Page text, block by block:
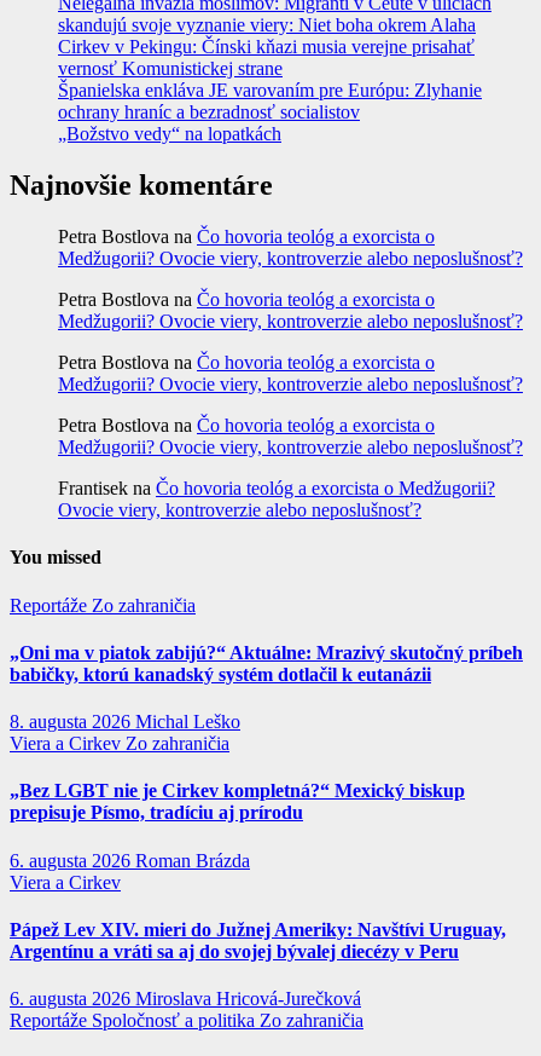
skandujú svoje vyznanie viery: Niet boha okrem Alaha
Cirkev v Pekingu: Čínski kňazi musia verejne prisahať
vernosť Komunistickej strane
Španielska enkláva JE varovaním pre Európu: Zlyhanie
ochrany hraníc a bezradnosť socialistov
„Božstvo vedy“ na lopatkách
Najnovšie komentáre
Petra Bostlova na Čo hovoria teológ a exorcista o
Medžugorii? Ovocie viery, kontroverzie alebo neposlušnosť?
Petra Bostlova na Čo hovoria teológ a exorcista o
Medžugorii? Ovocie viery, kontroverzie alebo neposlušnosť?
Petra Bostlova na Čo hovoria teológ a exorcista o
Medžugorii? Ovocie viery, kontroverzie alebo neposlušnosť?
Petra Bostlova na Čo hovoria teológ a exorcista o
Medžugorii? Ovocie viery, kontroverzie alebo neposlušnosť?
Frantisek na Čo hovoria teológ a exorcista o Medžugorii?
Ovocie viery, kontroverzie alebo neposlušnosť?
You missed
Reportáže Zo zahraničia
„Oni ma v piatok zabijú?“ Aktuálne: Mrazivý skutočný príbeh
babičky, ktorú kanadský systém dotlačil k eutanázii
8. augusta 2026 Michal Leško
Viera a Cirkev Zo zahraničia
„Bez LGBT nie je Cirkev kompletná?“ Mexický biskup
prepisuje Písmo, tradíciu aj prírodu
6. augusta 2026 Roman Brázda
Viera a Cirkev
Pápež Lev XIV. mieri do Južnej Ameriky: Navštívi Uruguay,
Argentínu a vráti sa aj do svojej bývalej diecézy v Peru
6. augusta 2026 Miroslava Hricová-Jurečková
Reportáže Spoločnosť a politika Zo zahraničia